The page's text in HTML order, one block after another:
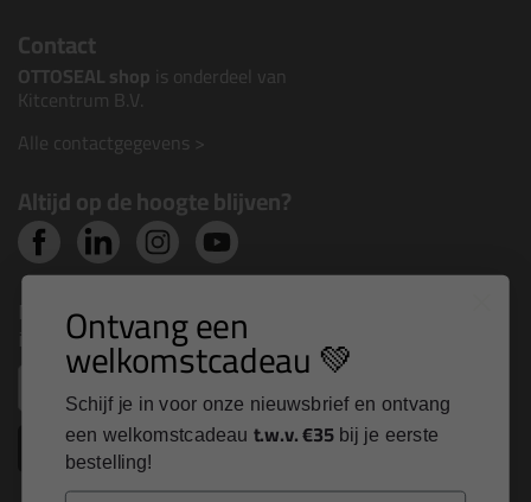
Contact
OTTOSEAL shop is onderdeel van
Kitcentrum B.V.
Alle contactgegevens >
Altijd op de hoogte blijven?
Nieuws, tips en exclusieve deals rechtstreeks in je
inbox
Inschrijven
Ontvang een
welkomstcadeau 💚
Schijf je in voor onze nieuwsbrief en ontvang
een welkomstcadeau t.w.v. €35 bij je eerste
bestelling!